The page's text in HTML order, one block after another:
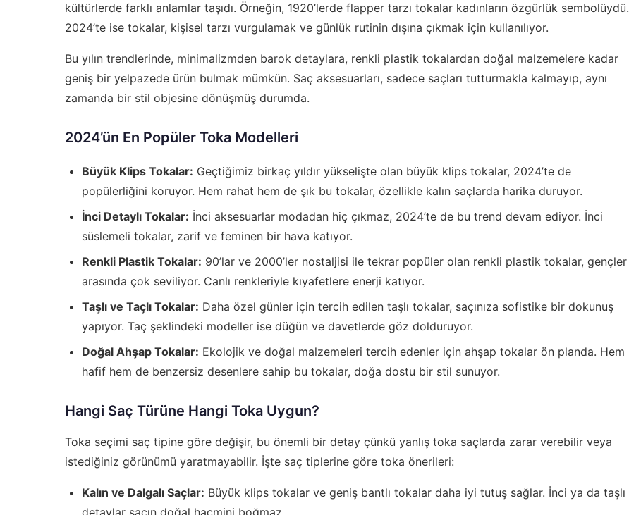
kültürlerde farklı anlamlar taşıdı. Örneğin, 1920’lerde flapper tarzı tokalar kadınların özgürlük sembolüydü.
2024’te ise tokalar, kişisel tarzı vurgulamak ve günlük rutinin dışına çıkmak için kullanılıyor.
Bu yılın trendlerinde, minimalizmden barok detaylara, renkli plastik tokalardan doğal malzemelere kadar
geniş bir yelpazede ürün bulmak mümkün. Saç aksesuarları, sadece saçları tutturmakla kalmayıp, aynı
zamanda bir stil objesine dönüşmüş durumda.
2024’ün En Popüler Toka Modelleri
Büyük Klips Tokalar: Geçtiğimiz birkaç yıldır yükselişte olan büyük klips tokalar, 2024’te de
popülerliğini koruyor. Hem rahat hem de şık bu tokalar, özellikle kalın saçlarda harika duruyor.
İnci Detaylı Tokalar: İnci aksesuarlar modadan hiç çıkmaz, 2024’te de bu trend devam ediyor. İnci
süslemeli tokalar, zarif ve feminen bir hava katıyor.
Renkli Plastik Tokalar: 90’lar ve 2000’ler nostaljisi ile tekrar popüler olan renkli plastik tokalar, gençler
arasında çok seviliyor. Canlı renkleriyle kıyafetlere enerji katıyor.
Taşlı ve Taçlı Tokalar: Daha özel günler için tercih edilen taşlı tokalar, saçınıza sofistike bir dokunuş
yapıyor. Taç şeklindeki modeller ise düğün ve davetlerde göz dolduruyor.
Doğal Ahşap Tokalar: Ekolojik ve doğal malzemeleri tercih edenler için ahşap tokalar ön planda. Hem
hafif hem de benzersiz desenlere sahip bu tokalar, doğa dostu bir stil sunuyor.
Hangi Saç Türüne Hangi Toka Uygun?
Toka seçimi saç tipine göre değişir, bu önemli bir detay çünkü yanlış toka saçlarda zarar verebilir veya
istediğiniz görünümü yaratmayabilir. İşte saç tiplerine göre toka önerileri:
Kalın ve Dalgalı Saçlar: Büyük klips tokalar ve geniş bantlı tokalar daha iyi tutuş sağlar. İnci ya da taşlı
detaylar saçın doğal hacmini boğmaz.